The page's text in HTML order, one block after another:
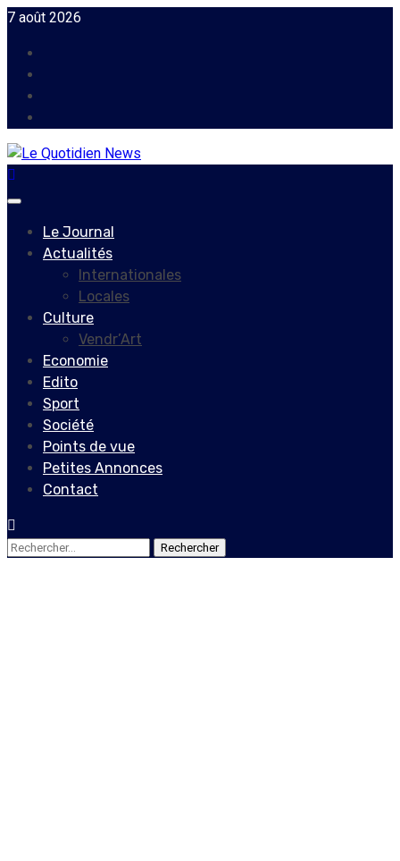
Skip
content
7 août 2026
Primary
Le Journal
Actualités
Internationales
Locales
Culture
Vendr’Art
Economie
Edito
Sport
Société
Points de vue
Petites Annonces
Contact
Rechercher :